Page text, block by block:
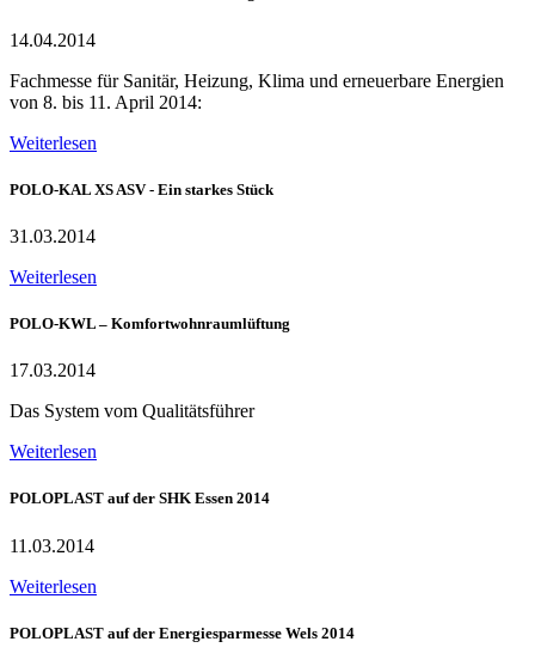
14.04.2014
Fachmesse für Sanitär, Heizung, Klima und erneuerbare Energien
von 8. bis 11. April 2014:
Weiterlesen
POLO-KAL XS ASV - Ein starkes Stück
31.03.2014
Weiterlesen
POLO-KWL – Komfortwohnraumlüftung
17.03.2014
Das System vom Qualitätsführer
Weiterlesen
POLOPLAST auf der SHK Essen 2014
11.03.2014
Weiterlesen
POLOPLAST auf der Energiesparmesse Wels 2014